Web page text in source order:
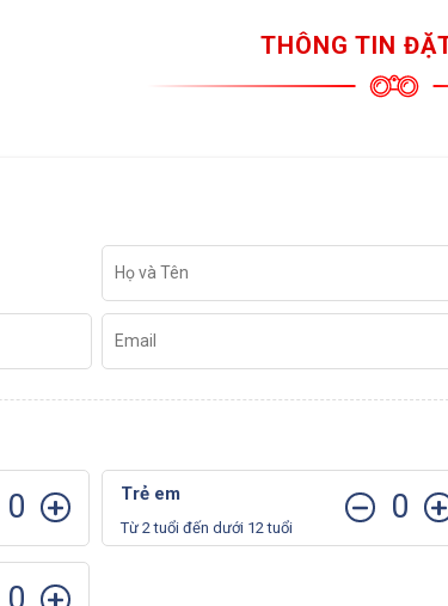
THÔNG TIN
0 Trẻ em
Từ 2 tuổi đến dưới 12 tuổi
0